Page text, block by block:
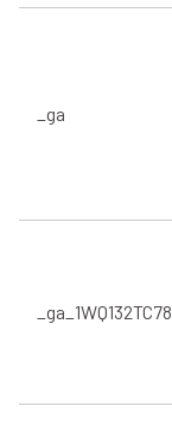
_ga
_ga_1WQ132TC78